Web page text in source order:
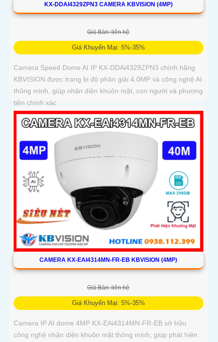
KX-DDAI4329ZPN3 CAMERA KBVISION (4MP)
Giá Bán: liên hệ
Giá Khuyến Mại: 5%-35%
Camera Speed Dome AI IP KX-DDAi4329ZPN3 chính hãng
KBVISION được trang bị độ phân giải 4.0MP và công nghệ AI
thông minh, giúp nhận diện khuôn mặt, con người và phương
tiện chính xác
CAMERA KX-EAI4314MN-FR-EB KBVISION (4MP)
Giá Bán: liên hệ
Giá Khuyến Mại: 5%-35%
Camera IP AI dome 4MP KX-EAi4314MN-FR-EB sở hữu
công nghệ nhận diện khuôn mặt thông minh, giúp phát hiện